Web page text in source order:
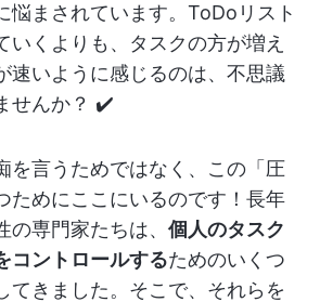
悩まされています。ToDoリスト
いくよりも、タスクの方が増え
速いように感じるのは、不思議
せんか？ ✔️
を言うためではなく、この「圧
ためにここにいるのです！長年
専門家たちは、 個人のタスク
コントロールするためのいくつ
てきました。そこで、それらを